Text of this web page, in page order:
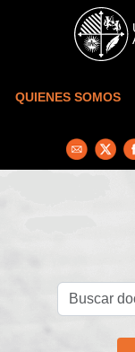
Skip to main content
QUIENES SOMOS